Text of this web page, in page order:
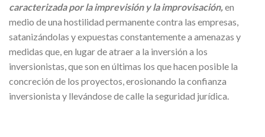
caracterizada por la imprevisión y la improvisación,en
medio de una hostilidad permanente contra las empresas,
satanizándolas y expuestas constantemente a amenazas y
medidas que, en lugar de atraer a la inversión a los
inversionistas, que son en últimas los que hacen posible la
concreción de los proyectos, erosionando la confianza
inversionista y llevándose de calle la seguridad jurídica.